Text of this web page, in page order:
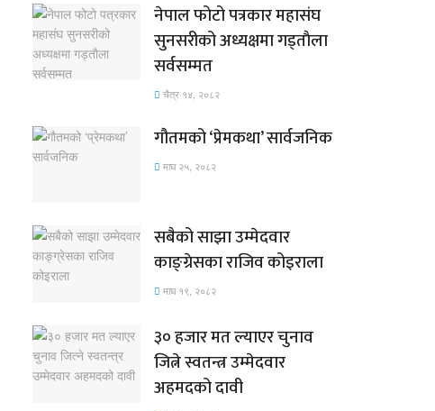
नेपाल फोटो पत्रकार महासंघ
सुनसरीको अध्यक्षमा गड्ताैला
सर्वसम्मत
चैत्र १४, २०८२
गौतमको ‘प्रेमकथा’ सार्वजनिक
माघ २५, २०८२
सबैको साझा उम्मेदवार
काङ्ग्रेसका राजिव कोइराला
माघ १९, २०८२
३० हजार मत ल्याएर चुनाव
जित्ने स्वतन्त्र उम्मेदवार
अहमदको दावी